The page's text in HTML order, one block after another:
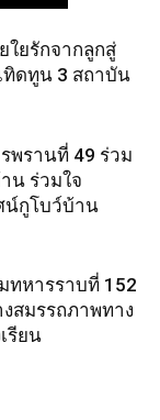
ใยรักจากลูกสู่
ทิดทูน 3 สถาบัน
พรานที่ 49 ร่วม
น ร่วมใจ
น์กูโบว์บ้าน
ทหารราบที่ 152
สมรรถภาพทาง
รียน